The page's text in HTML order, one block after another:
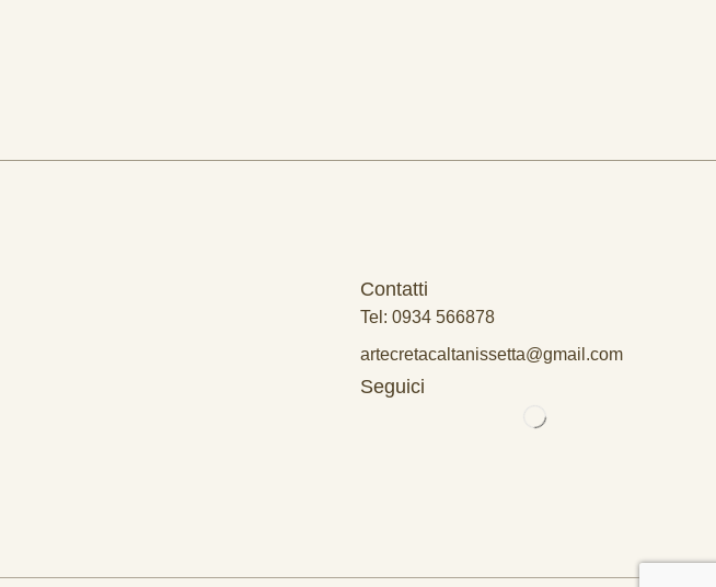
Contatti
Tel: 0934 566878
artecretacaltanissetta@gmail.com
Seguici